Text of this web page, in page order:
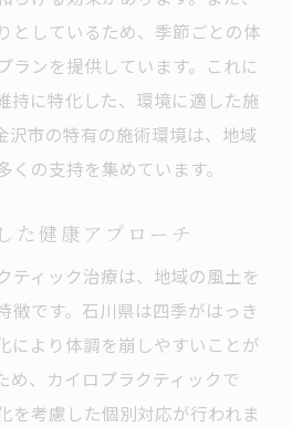
としているため、季節ごとの体
ランを提供しています。これに
持に特化した、環境に適した施
沢市の特有の施術環境は、地域
の支持を集めています。
た健康アプローチ
ティック治療は、地域の風土を
徴です。石川県は四季がはっき
により体調を崩しやすいことが
め、カイロプラクティックで
を考慮した個別対応が行われま